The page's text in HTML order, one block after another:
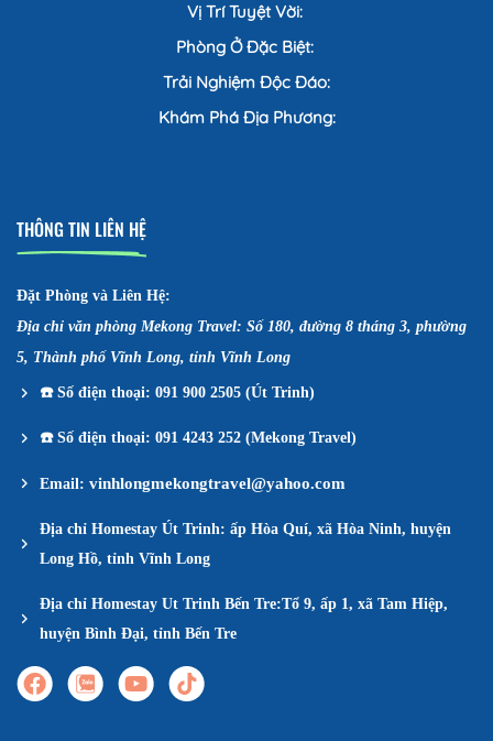
Vị Trí Tuyệt Vời:
Phòng Ở Đặc Biệt:
Trải Nghiệm Độc Đáo:
Khám Phá Địa Phương:
THÔNG TIN LIÊN HỆ
Đặt Phòng và Liên Hệ:
Địa chỉ văn phòng Mekong Travel: Số 180, đường 8 tháng 3, phường
5, Thành phố Vĩnh Long, tỉnh Vĩnh Long
☎️Số điện thoại: 091 900 2505 (Út Trinh)
☎️Số điện thoại: 091 4243 252 (Mekong Travel)
Email: vinhlongmekongtravel@yahoo.com
Địa chỉ Homestay Út Trinh: ấp Hòa Quí, xã Hòa Ninh, huyện
Long Hồ, tỉnh Vĩnh Long
Địa chỉ Homestay Ut Trinh Bến Tre:Tổ 9, ấp 1, xã Tam Hiệp,
huyện Bình Đại, tỉnh Bến Tre